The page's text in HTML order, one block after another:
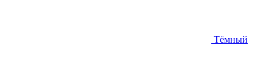
Тёмный